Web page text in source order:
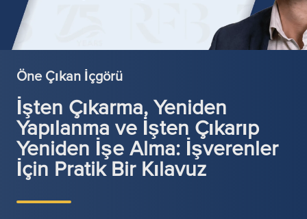
Öne Çıkan İçgörü
İşten Çıkarma, Yeniden
Yapılanma ve İşten Çıkarıp
Yeniden İşe Alma: İşverenler
İçin Pratik Bir Kılavuz